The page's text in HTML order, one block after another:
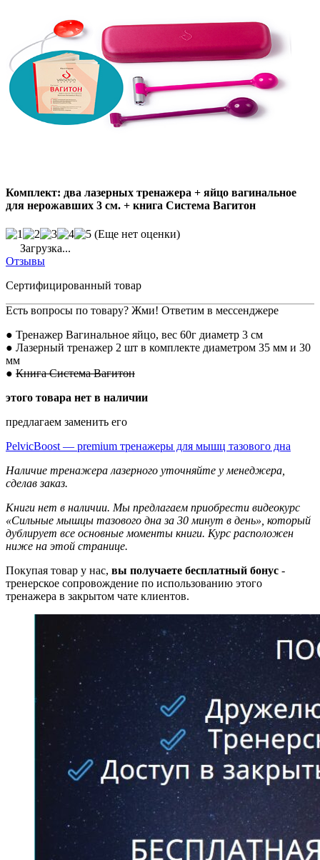
Комплект: два лазерных тренажера + яйцо вагинальное
для нерожавших 3 см. + книга Система Вагитон
(Еще нет оценки)
Загрузка...
Отзывы
Сертифицированный товар
Есть вопросы по товару? Жми! Ответим в мессенджере
● Тренажер Вагинальное яйцо, вес 60г диаметр 3 см
● Лазерный тренажер 2 шт в комплекте диаметром 35 мм и 30
мм
● Книга Система Вагитон
этого товара нет в наличии
предлагаем заменить его
PelvicBoost — premium тренажеры для мышц тазового дна
Наличие тренажера лазерного уточняйте у менеджера,
сделав заказ.
Книги нет в наличии. Мы предлагаем приобрести видеокурс
«Сильные мышцы тазового дна за 30 минут в день», который
дублирует все основные моменты книги. Курс расположен
ниже на этой странице.
Покупая товар у нас, вы получаете бесплатный бонус -
тренерское сопровождение по использованию этого
тренажера в закрытом чате клиентов.